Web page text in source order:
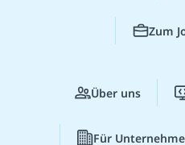
Zum
Über uns
Für